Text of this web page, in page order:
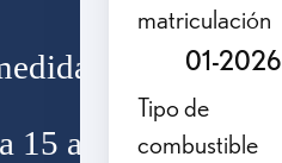
15 años
matriculación
01-2026
Tipo de
combustible